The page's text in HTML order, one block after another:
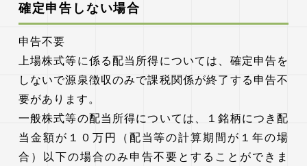
確定申告しない場合
申告不要
上場株式等に係る配当所得については、確定申告を
しないで源泉徴収のみで課税関係が終了する申告不
要があります。
一般株式等の配当所得については、１銘柄につき配
当金額が１０万円（配当等の計算期間が１年の場
合）以下の場合のみ申告不要とすることができま